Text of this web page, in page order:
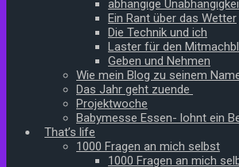
abhängige
Ein Rant über das Wetter
Die Technik und ich
Laster für den
Geben und Nehmen
Wie mein Blog zu seinem
Das Jahr geht zuende
Projektwoche
Babymesse Essen- lohnt ein
That’s life
1000 Fragen an mich selbst
1000 Fragen an mich